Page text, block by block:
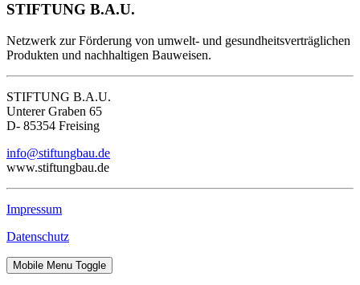
STIFTUNG B.A.U.
Netzwerk zur Förderung von umwelt- und gesundheitsverträglichen
Produkten und nachhaltigen Bauweisen.
STIFTUNG B.A.U.
Unterer Graben 65
D- 85354 Freising
info@stiftungbau.de
www.stiftungbau.de
Impressum
Datenschutz
Mobile Menu Toggle